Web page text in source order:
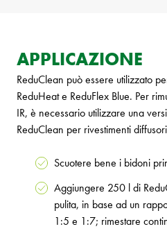
APPLICAZIONE
ReduClean può essere utilizzato
ReduHeat e ReduFlex Blue. Per
IR, è necessario utilizzare una
ReduClean per rivestimenti
Scuotere bene i bidoni
Aggiungere 250 l di
pulita, in base ad un
1:5 e 1:7; rimestare